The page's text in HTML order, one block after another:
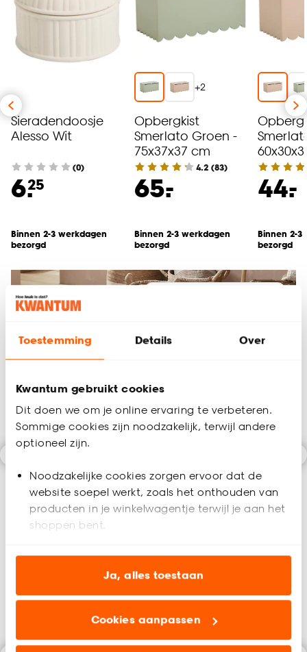
Toestemming Details Over
Kwantum gebruikt cookies
Dit doen we om je online ervaring te verbeteren.
Sommige cookies zijn noodzakelijk, terwijl andere
optioneel zijn.
Noodzakelijke cookies zorgen ervoor dat de
website soepel werkt, zoals het onthouden van
producten in je winkelwagentje terwijl je aan het
shoppen bent.
Analytische cookies (optioneel) helpen ons de
website te verbeteren voor jou en al onze andere
Marketing cookies (optioneel) laten jou
relevante informatie en aanbiedingen zien op
Ja, alles toestaan
Cookies aanpassen
Sieradendoosje
Alesso Wit
(0)
6.25
Binnen 2-3 werkdagen
bezorgd
+2
Opbergkist
Smerlato Groen -
75x37x37 cm
4.2 (83)
65.
-
Binnen 2-3 werkdagen
bezorgd
44.
-
Binnen 2-3
bezorgd
Bekijk de nieuwste woontrends:
Woontrend Kleurrijk
durf met kleur!
Woontrend Scandinavisch
rustige woonstijl met ronde
Meer wooninspiratie: